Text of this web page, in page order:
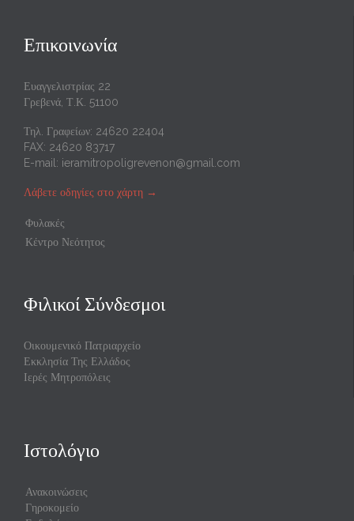
Επικοινωνία
Ευαγγελιστρίας 22
Γρεβενά, Τ.Κ. 51100
Τηλ. Γραφείων: 24620 22404
FAX: 24620 83717
E-mail: ieramitropoligrevenon@gmail.com
Λάβετε οδηγίες στο χάρτη →
Φυλακές
Κέντρο Νεότητος
Φιλικοί Σύνδεσμοι
Οικουμενικό Πατριαρχείο
Εκκλησία Της Ελλάδος
Ιερές Μητροπόλεις
Ιστολόγιο
Ανακοινώσεις
Γηροκομείο